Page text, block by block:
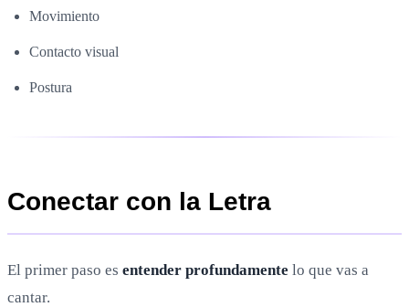
Movimiento
Contacto visual
Postura
Conectar con la Letra
El primer paso es entender profundamente lo que vas a
cantar.